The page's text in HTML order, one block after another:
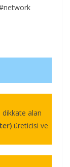
dikkate alan
üreticisi ve